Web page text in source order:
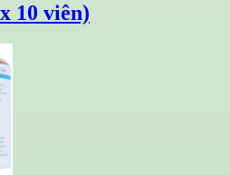
10 viên)